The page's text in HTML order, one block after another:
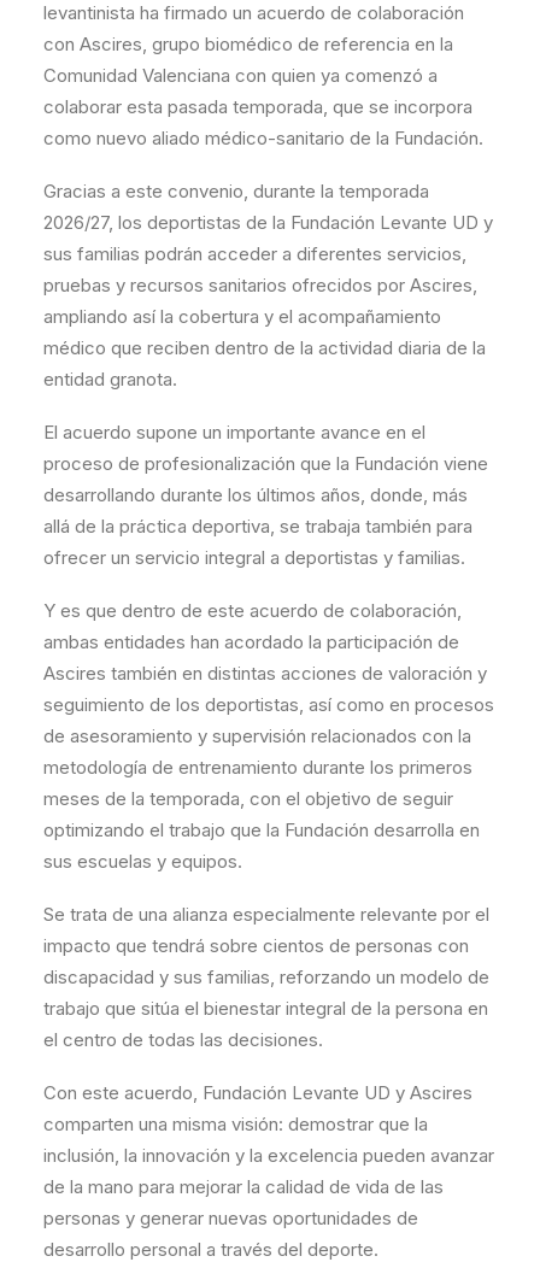
levantinista ha firmado un acuerdo de colaboración
con Ascires, grupo biomédico de referencia en la
Comunidad Valenciana con quien ya comenzó a
colaborar esta pasada temporada, que se incorpora
como nuevo aliado médico-sanitario de la Fundación.
Gracias a este convenio, durante la temporada
2026/27, los deportistas de la Fundación Levante UD y
sus familias podrán acceder a diferentes servicios,
pruebas y recursos sanitarios ofrecidos por Ascires,
ampliando así la cobertura y el acompañamiento
médico que reciben dentro de la actividad diaria de la
entidad granota.
El acuerdo supone un importante avance en el
proceso de profesionalización que la Fundación viene
desarrollando durante los últimos años, donde, más
allá de la práctica deportiva, se trabaja también para
ofrecer un servicio integral a deportistas y familias.
Y es que dentro de este acuerdo de colaboración,
ambas entidades han acordado la participación de
Ascires también en distintas acciones de valoración y
seguimiento de los deportistas, así como en procesos
de asesoramiento y supervisión relacionados con la
metodología de entrenamiento durante los primeros
meses de la temporada, con el objetivo de seguir
optimizando el trabajo que la Fundación desarrolla en
sus escuelas y equipos.
Se trata de una alianza especialmente relevante por el
impacto que tendrá sobre cientos de personas con
discapacidad y sus familias, reforzando un modelo de
trabajo que sitúa el bienestar integral de la persona en
el centro de todas las decisiones.
Con este acuerdo, Fundación Levante UD y Ascires
comparten una misma visión: demostrar que la
inclusión, la innovación y la excelencia pueden avanzar
de la mano para mejorar la calidad de vida de las
personas y generar nuevas oportunidades de
desarrollo personal a través del deporte.